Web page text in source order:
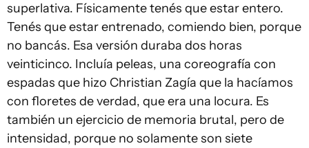
superlativa. Físicamente tenés que estar entero.
Tenés que estar entrenado, comiendo bien, porque
no bancás. Esa versión duraba dos horas
veinticinco. Incluía peleas, una coreografía con
espadas que hizo Christian Zagía que la hacíamos
con floretes de verdad, que era una locura. Es
también un ejercicio de memoria brutal, pero de
intensidad, porque no solamente son siete